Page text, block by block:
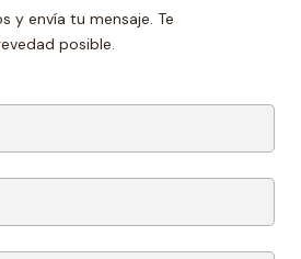
y envía tu mensaje. Te
posible.